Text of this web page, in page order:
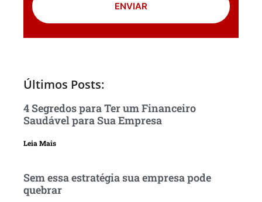
ENVIAR
Últimos Posts:
4 Segredos para Ter um Financeiro
Saudável para Sua Empresa
Leia Mais
Sem essa estratégia sua empresa pode
quebrar